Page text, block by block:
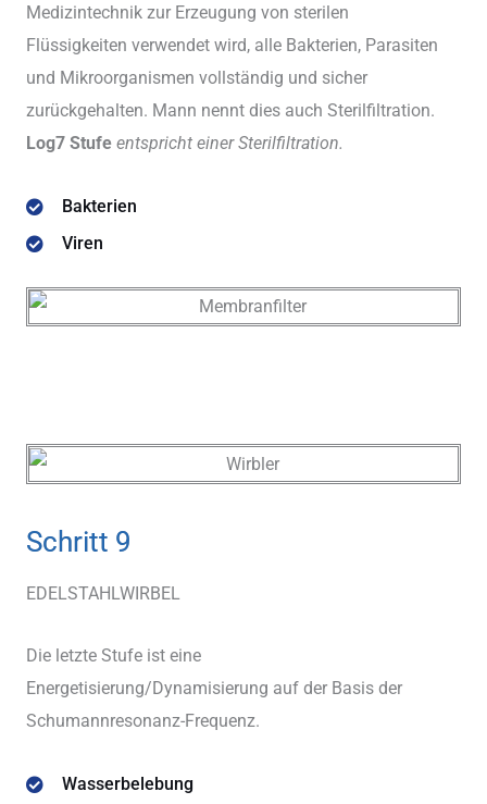
Medizintechnik zur Erzeugung von sterilen
Flüssigkeiten verwendet wird, alle Bakterien, Parasiten
und Mikroorganismen vollständig und sicher
zurückgehalten. Mann nennt dies auch Sterilfiltration.
Log7 Stufe entspricht einer Sterilfiltration.
Bakterien
Viren
Schritt 9
EDELSTAHLWIRBEL
Die letzte Stufe ist eine
Energetisierung/Dynamisierung auf der Basis der
Schumannresonanz-Frequenz.
Wasserbelebung